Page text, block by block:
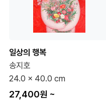
일상의 행복
송지호
24.0 x 40.0 cm
27,400원 ~